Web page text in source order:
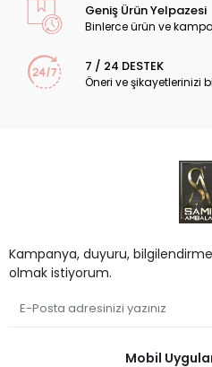
Geniş Ürün Yelpazesi
Binlerce ürün ve
7 / 24 DESTEK
Öneri ve şikayetlerinizi
Kampanya, duyuru,
olmak istiyorum.
Mobil